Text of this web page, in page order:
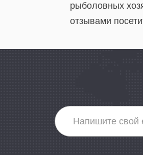
рыболовных
отзывами